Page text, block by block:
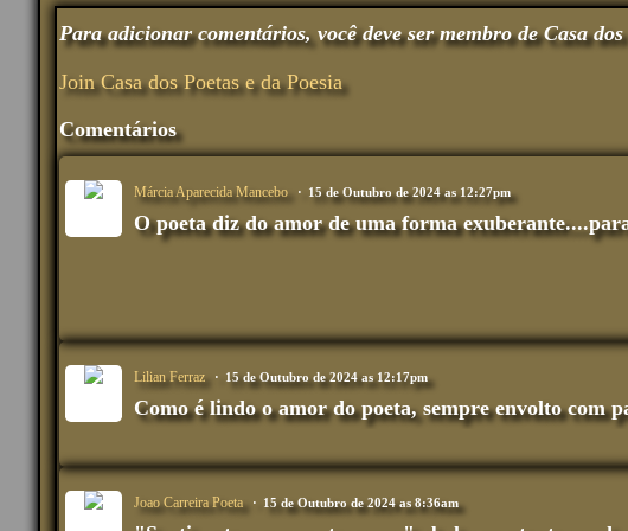
Para adicionar comentários, você deve ser membro de Casa
Join Casa dos Poetas e da Poesia
Comentários
Márcia Aparecida Mancebo 15 de Outubro de 2024 as 12:27pm
O poeta diz do amor de uma forma
Lilian Ferraz 15 de Outubro de 2024 as 12:17pm
Como é lindo o amor do poeta, sempre envolto com
Joao Carreira Poeta 15 de Outubro de 2024 as 8:36am